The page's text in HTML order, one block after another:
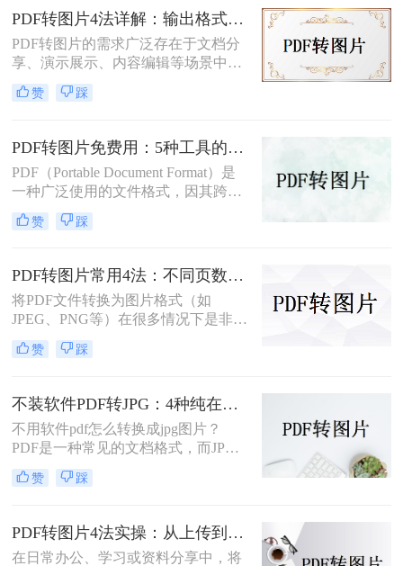
PNG，可能更为实用，比如制作演示
文稿、社交媒体分享或整合进其他图
文混排的设计中。那么pdf如何转成图
片呢？本文将详细介绍将PDF文件转
换为图片的多种方法，帮助你轻松完
成这一任务。
PDF转图片4法详解：输出格式、分辨率、批量处理全对比！
PDF转图片的需求广泛存在于文档分
享、演示展示、内容编辑等场景中。
那么pdf如何转图片呢？本文将从不同
平台和用户需求出发，详细介绍多种
赞 踩
PDF转图片免费用：5种工具的文件限制和输出质量对比！
PDF（Portable Document Format）是
一种广泛使用的文件格式，因其跨平
台、保持文档格式不变的特点而受到
用户的喜爱。但在某些情况下，我们
式，以便更方便地进行编辑、分享或
嵌入到其他文档中。那么如何免费将
pdf转换成图片呢？本文将介绍几种免
费将PDF转换成图片的方法，并详细
解释其操作步骤和注意事项。
赞 踩
PDF转图片常用4法：不同页数文档的最优转换路径！
将PDF文件转换为图片格式（如
JPEG、PNG等）在很多情况下是非常
有用的，比如当你需要在网络上分享
文档的一部分内容，或者想要快速查
那么pdf如何转换成图片呢？本文将介
绍几种常用的PDF转图片的方法。
赞 踩
不装软件PDF转JPG：4种纯在线方案的转换效果和速度对比！
不用软件pdf怎么转换成jpg图片？
PDF是一种常见的文档格式，而JPG
是一种常见的图片格式。有时候，我
们需要将PDF文件转换成JPG图片。
件，但如果你不想使用这些软件，那
么你可以尝试以下方法。
赞 踩
PDF转图片4法实操：从上传到下载的完整步骤和参数设置！
在日常办公、学习或资料分享中，将